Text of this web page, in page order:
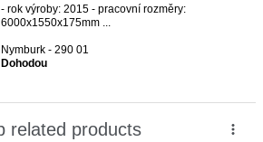
- rok výroby: 2015 - pracovní rozměry:
6000x1550x175mm ...
Nymburk - 290 01
Dohodou